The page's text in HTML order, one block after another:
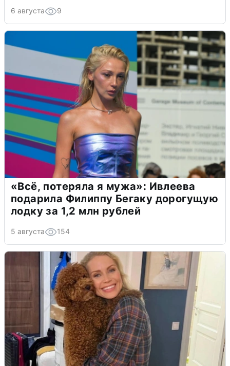
6 августа 9
«Всё, потеряла я мужа»: Ивлеева
подарила Филиппу Бегаку дорогущую
лодку за 1,2 млн рублей
5 августа 154